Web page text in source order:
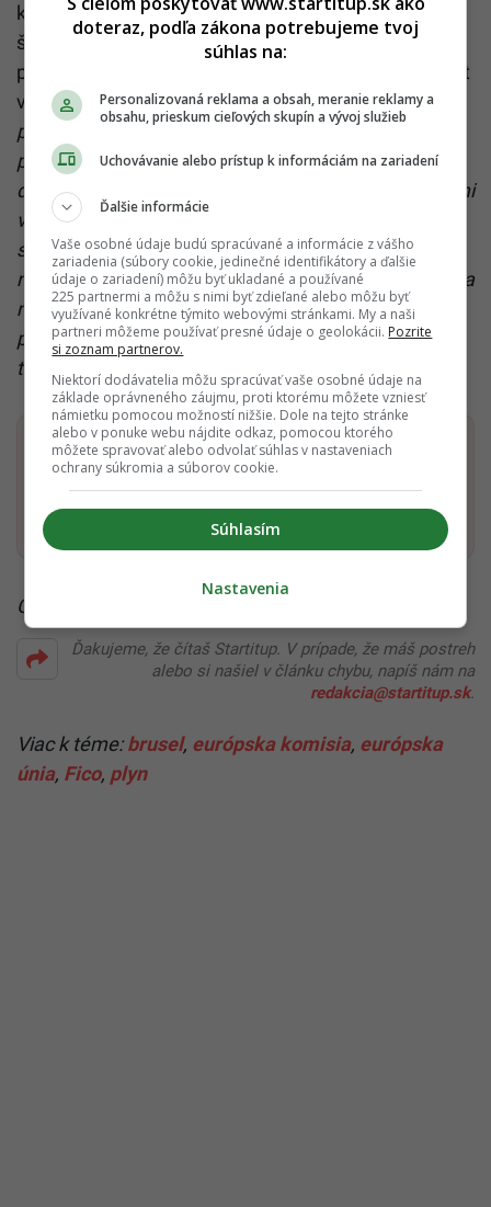
krajinami funguje najmä na praktickej úrovni. So
šéfom slovenskej diplomacie Jurajom Blanárom sa
podľa vlastných slov stretol za posledný rok štyrikrát
v rôznych bilaterálnych formátoch.„Máme plán
práce medzi Českom a Slovenskom, už máme
podpísanú zdravotnícku dohodu, v pokročilej fáze je
dohoda na policajnej spolupráci. Tých vecí beží veľmi
veľa, je to na praktickej úrovni tak, aby naše dobré
susedské ani medziľudské vzťahy neutrpeli. To, že
naše politické reprezentácie majú rozdielne pozície a
názory, by nemalo byť prekážkou v práci na
praktických vzťahoch. A to si myslím, že sa darí a je
to politika tejto vlády,“
Dostaň Startitup do svojich Google odporúčaní
Pridať ako preferovaný zdroj
Startitup, odkaz sa otvorí v
Čítaj viac z kategórie:
Ďakujeme, že čítaš Startitup. V prípade, že máš postreh
alebo si našiel v článku chybu, napíš nám na
redakcia@startitup.sk.
Viac k téme:brusel, európska komisia, európska
únia, Fico, plyn
doteraz, podľa zákona potrebujeme tvoj
súhlas na:
Personalizovaná reklama a obsah, meranie reklamy a
obsahu, prieskum cieľových skupín a vývoj služieb
Uchovávanie alebo prístup k informáciám na zariadení
Ďalšie informácie
Vaše osobné údaje budú spracúvané a informácie z vášho
zariadenia (súbory cookie, jedinečné identifikátory a ďalšie
údaje o zariadení) môžu byť ukladané a používané
225 partnermi a môžu s nimi byť zdieľané alebo môžu byť
využívané konkrétne týmito webovými stránkami. My a naši
partneri môžeme používať presné údaje o geolokácii. Pozrite
si zoznam partnerov.
Niektorí dodávatelia môžu spracúvať vaše osobné údaje na
základe oprávneného záujmu, proti ktorému môžete vzniesť
námietku pomocou možností nižšie. Dole na tejto stránke
alebo v ponuke webu nájdite odkaz, pomocou ktorého
môžete spravovať alebo odvolať súhlas v nastaveniach
ochrany súkromia a súborov cookie.
Súhlasím
Nastavenia